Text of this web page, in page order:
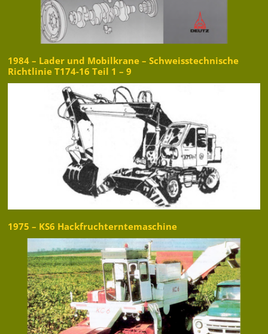
1984 – Lader und Mobilkrane – Schweisstechnische
Richtlinie T174-16 Teil 1 – 9
1975 – KS6 Hackfruchterntemaschine